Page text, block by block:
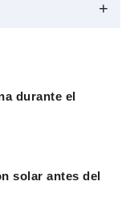
durante el
solar antes del